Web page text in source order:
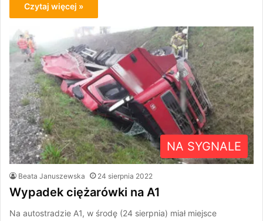
Czytaj więcej »
NA SYGNALE
Beata Januszewska 24 sierpnia 2022
Wypadek ciężarówki na A1
Na autostradzie A1, w środę (24 sierpnia) miał miejsce